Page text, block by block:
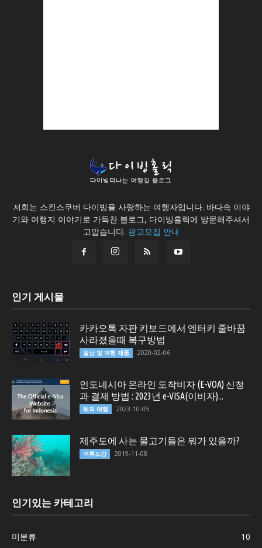
저희는 스킨스쿠버 다이빙을 사랑하는 여행자입니다. 바다속 이야
기와 여행지 이야기로 가득찬 블로그, 다이빙홀릭에 방문해주셔서
고맙습니다. 광고모집 안내
인기 게시물
카카오톡 자판 키보드에서 엔터키 줄바꿈
사라졌을때 복구방법
일상 및 여행 제품 2020-02-06
인도네시아 온라인 도착비자 (E-VOA) 신청
과 결제 방법 : 2023년 e-VISA(이비자)...
해외 여행 2023-10-05
제주도에 사는 물고기들은 뭐가 있을까?
어류도감 2019-11-08
인기있는 카테고리
미분류 10